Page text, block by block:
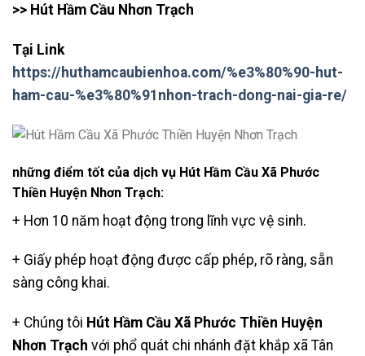
>> Hút Hầm Cầu Nhơn Trạch
Tại Link
https://huthamcaubienhoa.com/%e3%80%90-hut-
ham-cau-%e3%80%91nhon-trach-dong-nai-gia-re/
những điểm tốt của dịch vụ Hút Hầm Cầu Xã Phước
Thiền Huyện Nhơn Trạch:
+ Hơn 10 năm hoạt động trong lĩnh vực vệ sinh.
+ Giấy phép hoạt động được cấp phép, rõ ràng, sẵn
sàng công khai.
+ Chúng tôi Hút Hầm Cầu Xã Phước Thiền Huyện
Nhơn Trạch với phổ quát chi nhánh đặt khắp xã Tân